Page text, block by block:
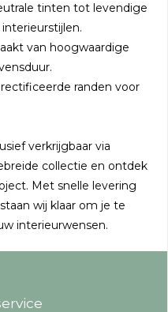
tinten tot levendige
van hoogwaardige
randen voor
verkrijgbaar via
collectie en ontdek
Met snelle levering
wij klaar om je te
interieurwensen.